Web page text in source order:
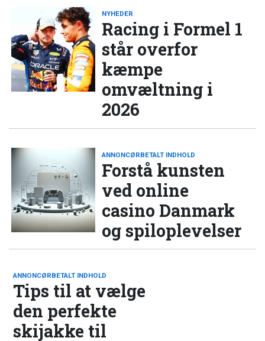
NYHEDER
Racing i Formel 1
står overfor
kæmpe
omvæltning i
2026
ANNONCØRBETALT INDHOLD
Forstå kunsten
ved online
casino Danmark
og spiloplevelser
ANNONCØRBETALT INDHOLD
Tips til at vælge
den perfekte
skijakke til